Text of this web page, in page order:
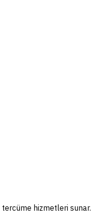
tercüme hizmetleri sunar.